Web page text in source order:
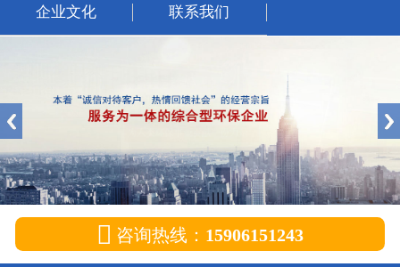
企业文化
联系我们
企业文化 联系我们
 咨询热线： 15906151243